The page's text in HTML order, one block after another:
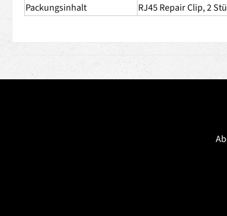
Packungsinhalt
RJ45 Repair Clip, 2